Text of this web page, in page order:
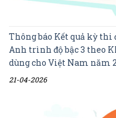
Thông báo Kết quả kỳ
Anh trình độ bậc 3 theo
dùng cho Việt Nam năm
21-04-2026